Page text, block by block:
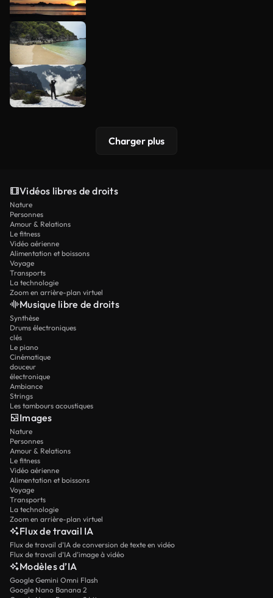
Charger plus
Vidéos libres de droits
Nature
Personnes
Amour & Relations
Le fitness
Vidéo aérienne
Alimentation et boissons
Voyage
Transports
La technologie
Zoom en arrière-plan virtuel
Musique libre de droits
Synthèse
Drums électroniques
clés
Le piano
Cinématique
douceur
électronique
Ambiance
Strings
Les tambours acoustiques
Images
Nature
Personnes
Amour & Relations
Le fitness
Vidéo aérienne
Alimentation et boissons
Voyage
Transports
La technologie
Zoom en arrière-plan virtuel
Flux de travail IA
Flux de travail d’IA de conversion de texte en vidéo
Flux de travail d’IA d’image à vidéo
Modèles d’IA
Google Gemini Omni Flash
Google Nano Banana 2